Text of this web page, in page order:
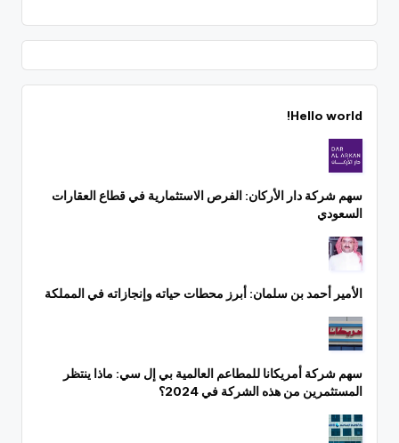
Hello world!
سهم شركة دار الأركان: الفرص الاستثمارية في قطاع العقارات
السعودي
الأمير أحمد بن سلمان: أبرز محطات حياته وإنجازاته في المملكة
سهم شركة أمريكانا للمطاعم العالمية بي إل سي: ماذا ينتظر
المستثمرين من هذه الشركة في 2024؟